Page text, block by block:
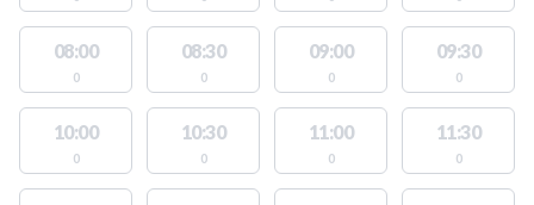
08:00
0
08:30
0
09:00
0
09:30
0
10:00
0
10:30
0
11:00
0
11:30
0